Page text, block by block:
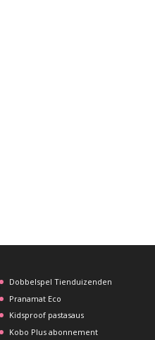
Dobbelspel Tienduizenden
Pranamat Eco
Kidsproof pastasaus
Kobo Plus abonnement